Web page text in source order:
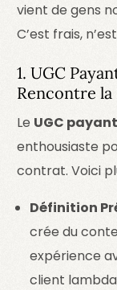
vient de gens
C’est frais,
1. UGC
Rencontre
Le UGC payant
enthousiaste
contrat. Voici
Définition
crée du
expérience
client